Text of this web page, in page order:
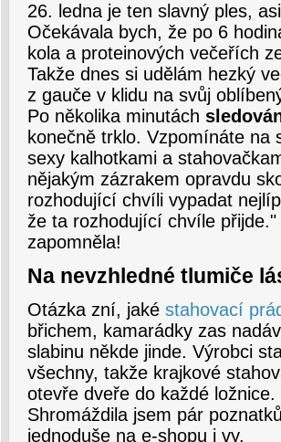
26. ledna je ten slavný ples,
Očekávala bych, že po 6
kola a proteinových večeřích
Takže dnes si udělám hezký
z gauče v klidu na svůj
Po několika minutách
konečně trklo. Vzpomínáte na
sexy kalhotkami a
nějakým zázrakem opravdu
rozhodující chvíli vypadat
že ta rozhodující chvíle přijde."
zapomněla!
Na nevzhledné tlumiče
Otázka zní, jaké stahovací
břichem, kamarádky zas
slabinu někde jinde. Výrobci
všechny, takže krajkové
otevře dveře do každé ložnice.
Shromáždila jsem pár
jednoduše na e-shopu i vy.